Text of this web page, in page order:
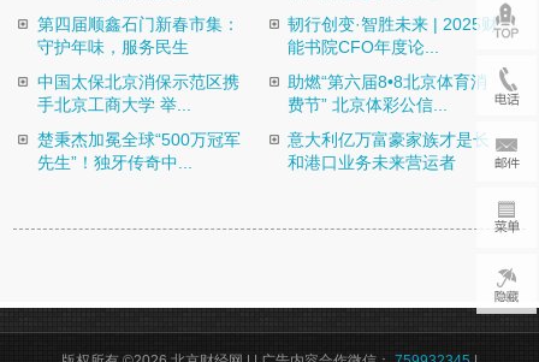
第四届顺鑫石门新春市集：
守护年味，服务民生
韧行创变·智胜未来 | 2025财
能书院CFO年度论...
中国太保北京消保示范区携
手北京工商大学 举...
助燃“第六届8•8北京体育消
费节” 北京体彩公信...
楚秉杰加冕全球“500万冠军
先生”！独牙传奇中...
意大利亿万富豪家族才是长
和港口业务未来营运者